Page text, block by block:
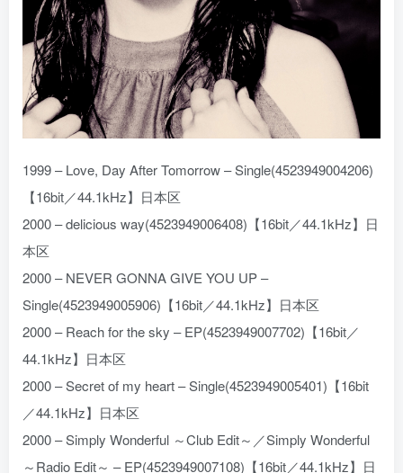
1999 – Love, Day After Tomorrow – Single(4523949004206)
【16bit／44.1kHz】日本区
2000 – delicious way(4523949006408)【16bit／44.1kHz】日
本区
2000 – NEVER GONNA GIVE YOU UP –
Single(4523949005906)【16bit／44.1kHz】日本区
2000 – Reach for the sky – EP(4523949007702)【16bit／
44.1kHz】日本区
2000 – Secret of my heart – Single(4523949005401)【16bit
／44.1kHz】日本区
2000 – Simply Wonderful ～Club Edit～／Simply Wonderful
～Radio Edit～ – EP(4523949007108)【16bit／44.1kHz】日